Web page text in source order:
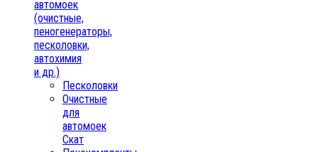
автомоек
(очистные,
пеногенераторы,
песколовки,
автохимия
и др.)
Песколовки
Очистные
для
автомоек
Скат